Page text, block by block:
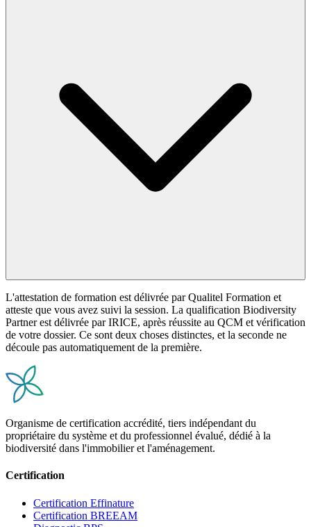
L'attestation de formation est délivrée par Qualitel Formation et
atteste que vous avez suivi la session. La qualification Biodiversity
Partner est délivrée par IRICE, après réussite au QCM et vérification
de votre dossier. Ce sont deux choses distinctes, et la seconde ne
découle pas automatiquement de la première.
Organisme de certification accrédité, tiers indépendant du
propriétaire du système et du professionnel évalué, dédié à la
biodiversité dans l'immobilier et l'aménagement.
Certification
Certification Effinature
Certification BREEAM